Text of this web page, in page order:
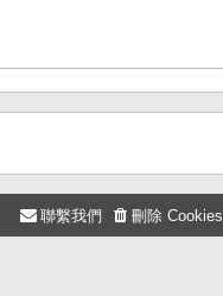
刪除 Cookies
聯繫我們